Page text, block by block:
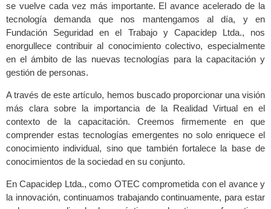
se vuelve cada vez más importante. El avance acelerado de la
tecnología demanda que nos mantengamos al día, y en
Fundación Seguridad en el Trabajo y Capacidep Ltda., nos
enorgullece contribuir al conocimiento colectivo, especialmente
en el ámbito de las nuevas tecnologías para la capacitación y
gestión de personas.
A través de este artículo, hemos buscado proporcionar una visión
más clara sobre la importancia de la Realidad Virtual en el
contexto de la capacitación. Creemos firmemente en que
comprender estas tecnologías emergentes no solo enriquece el
conocimiento individual, sino que también fortalece la base de
conocimientos de la sociedad en su conjunto.
En Capacidep Ltda., como OTEC comprometida con el avance y
la innovación, continuamos trabajando continuamente, para estar